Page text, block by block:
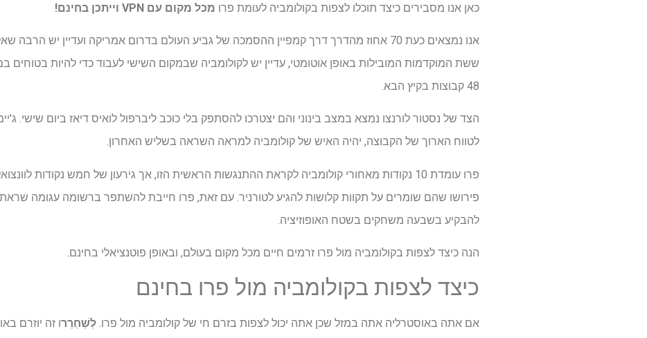
כאן אנו מסבירים כיצד תוכלו לצפות בקולומביה לעומת פרו מכל מקום עם VPN וייתכן בחינם!
אנו נמצאים כעת 70 אחוז מהדרך דרך קמפיין ההסמכה של גביע העולם בדרום אמריקה ועדיין יש
ששת המוקדמות המובילות באופן אוטומטי, עדיין יש לקולומביה שבמקום השישי לעבוד כדי להיות בטוחים
48 קבוצות בקיץ הבא.
הצד של נסטור לורנצו נמצא במצב בינוני והם יצטרכו להסתפק בלי כוכב ליברפול לואיס דיאז ביום שישי.
לטווח הארוך של הקבוצה, יהיה האיש של קולומביה למראה השראה בשליש האחרון.
פרו עומדת 10 נקודות מאחורי קולומביה לקראת ההתנגשות הראשית הזו, אך גירעון של חמש נקודות
פירושו שהם שומרים על תקוות קלושות להגיע לטורניר. עם זאת, פרו חייבת להשתפר ברשומה עגומה
להבקיע בשבעה משחקים בשטח האופוזיציה.
הנה כיצד לצפות בקולומביה מול פרו זרמים חיים מכל מקום בעולם, ובאופן פוטנציאלי בחינם.
כיצד לצפות בקולומביה מול פרו בחינם
אם אתה באוסטרליה אתה במזל שכן אתה יכול לצפות בזרם חי של קולומביה מול פרו. לְשַׁחְרֵרו זה יוזרם